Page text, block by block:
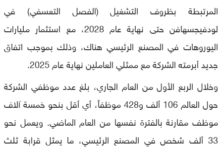
المرتبطة بظروف التشغيل (الفصل التعسفي) في
لودفيجسهافن حتى نهاية عام 2028، مع استثمار مليارات
اليوروهات في المصنع الرئيسي هناك، وذلك بموجب اتفاق
جديد أبرمته الشركة مع ممثلي العاملين نهاية عام 2025.
وخلال الربع الأول من العام الجاري، بلغ عدد موظفي الشركة
حول العالم 106 ألف و428 موظفاً، أي أقل بنحو خمسة آلاف
موظف مقارنة بالفترة نفسها من العام الماضي. ويعمل نحو
33 ألف شخص في المصنع الرئيسي، ما يمثل قرابة ثلث